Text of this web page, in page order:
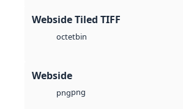
Webside Tiled TIFF
octetbin
Webside
pngpng